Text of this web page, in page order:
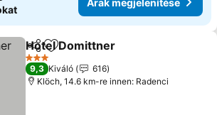
Megosztás
Hozzáadás a kedvencekhez
Hotel Domittner
3 Kategória
9,3 Kiváló
616
Klöch, 14.6 km-re innen: Radenci